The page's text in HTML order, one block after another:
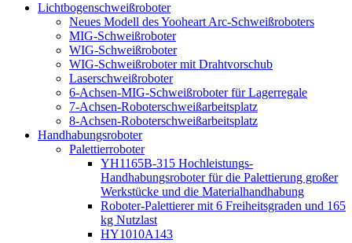
Lichtbogenschweißroboter
Neues Modell des Yooheart Arc-Schweißroboters
MIG-Schweißroboter
WIG-Schweißroboter
WIG-Schweißroboter mit Drahtvorschub
Laserschweißroboter
6-Achsen-MIG-Schweißroboter für Lagerregale
7-Achsen-Roboterschweißarbeitsplatz
8-Achsen-Roboterschweißarbeitsplatz
Handhabungsroboter
Palettierroboter
YH1165B-315 Hochleistungs-
Handhabungsroboter für die Palettierung großer
Werkstücke und die Materialhandhabung
Roboter-Palettierer mit 6 Freiheitsgraden und 165
kg Nutzlast
HY1010A143